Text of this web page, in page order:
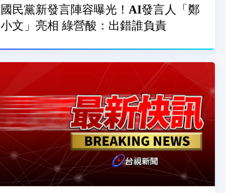
國民黨新發言陣容曝光！AI發言人「鄭
小文」亮相 綠營酸：出錯誰負責